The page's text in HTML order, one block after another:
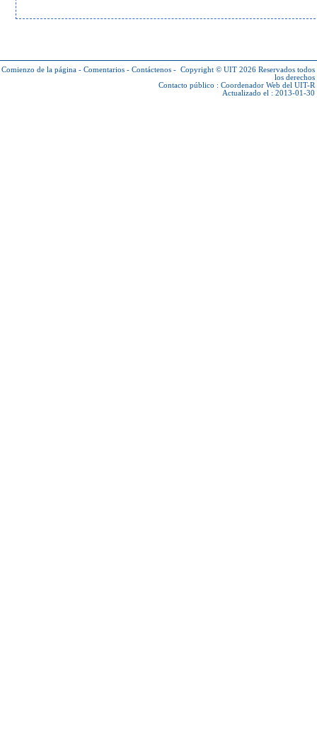
Comienzo de la página - Comentarios - Contáctenos - Copyright © UIT 2026 Reservados todos
los derechos
Contacto público : Coordenador Web del UIT-R
Actualizado el : 2013-01-30